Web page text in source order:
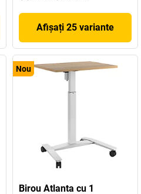
Afișați 25 variante
Nou
Birou Atlanta cu 1